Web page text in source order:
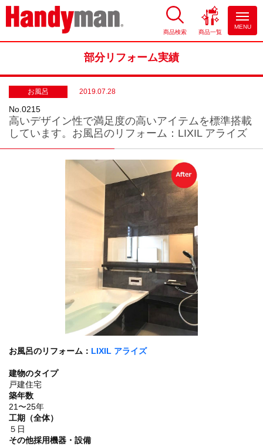
お風呂やキッチンのリフォーム
商品検索 商品一覧
MENU
部分リフォーム実績
お風呂 2019.07.28
No.0215
高いデザイン性で満足度の高いアイテムを標準搭載
しています。お風呂のリフォーム：LIXIL アライズ
お風呂のリフォーム： LIXIL アライズ
建物のタイプ
戸建住宅
築年数
21〜25年
工期（全体）
５日
その他採用機器・設備